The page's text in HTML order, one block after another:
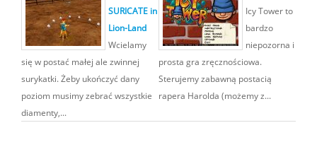
SURICATE in
Lion-Land
Wcielamy
się w postać małej ale zwinnej
surykatki. Żeby ukończyć dany
poziom musimy zebrać wszystkie
diamenty,...
Icy Tower to
bardzo
niepozorna i
prosta gra zręcznościowa.
Sterujemy zabawną postacią
rapera Harolda (możemy z...